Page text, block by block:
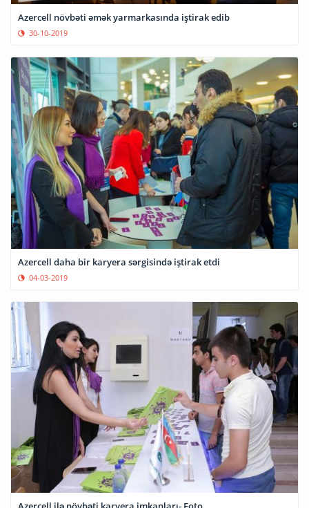
Azercell növbəti əmək yarmarkasında iştirak edib
30-10-2019
Azercell daha bir karyera sərgisində iştirak etdi
04-03-2019